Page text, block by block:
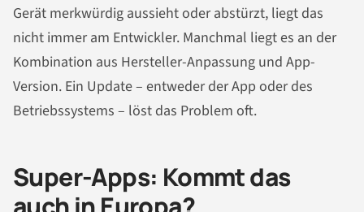
Gerät merkwürdig aussieht oder abstürzt, liegt das
nicht immer am Entwickler. Manchmal liegt es an der
Kombination aus Hersteller-Anpassung und App-
Version. Ein Update – entweder der App oder des
Betriebssystems – löst das Problem oft.
Super-Apps: Kommt das